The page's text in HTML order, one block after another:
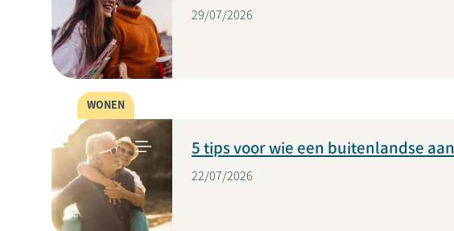
29/07/2026
WONEN
5 tips voor wie een buitenlandse
22/07/2026